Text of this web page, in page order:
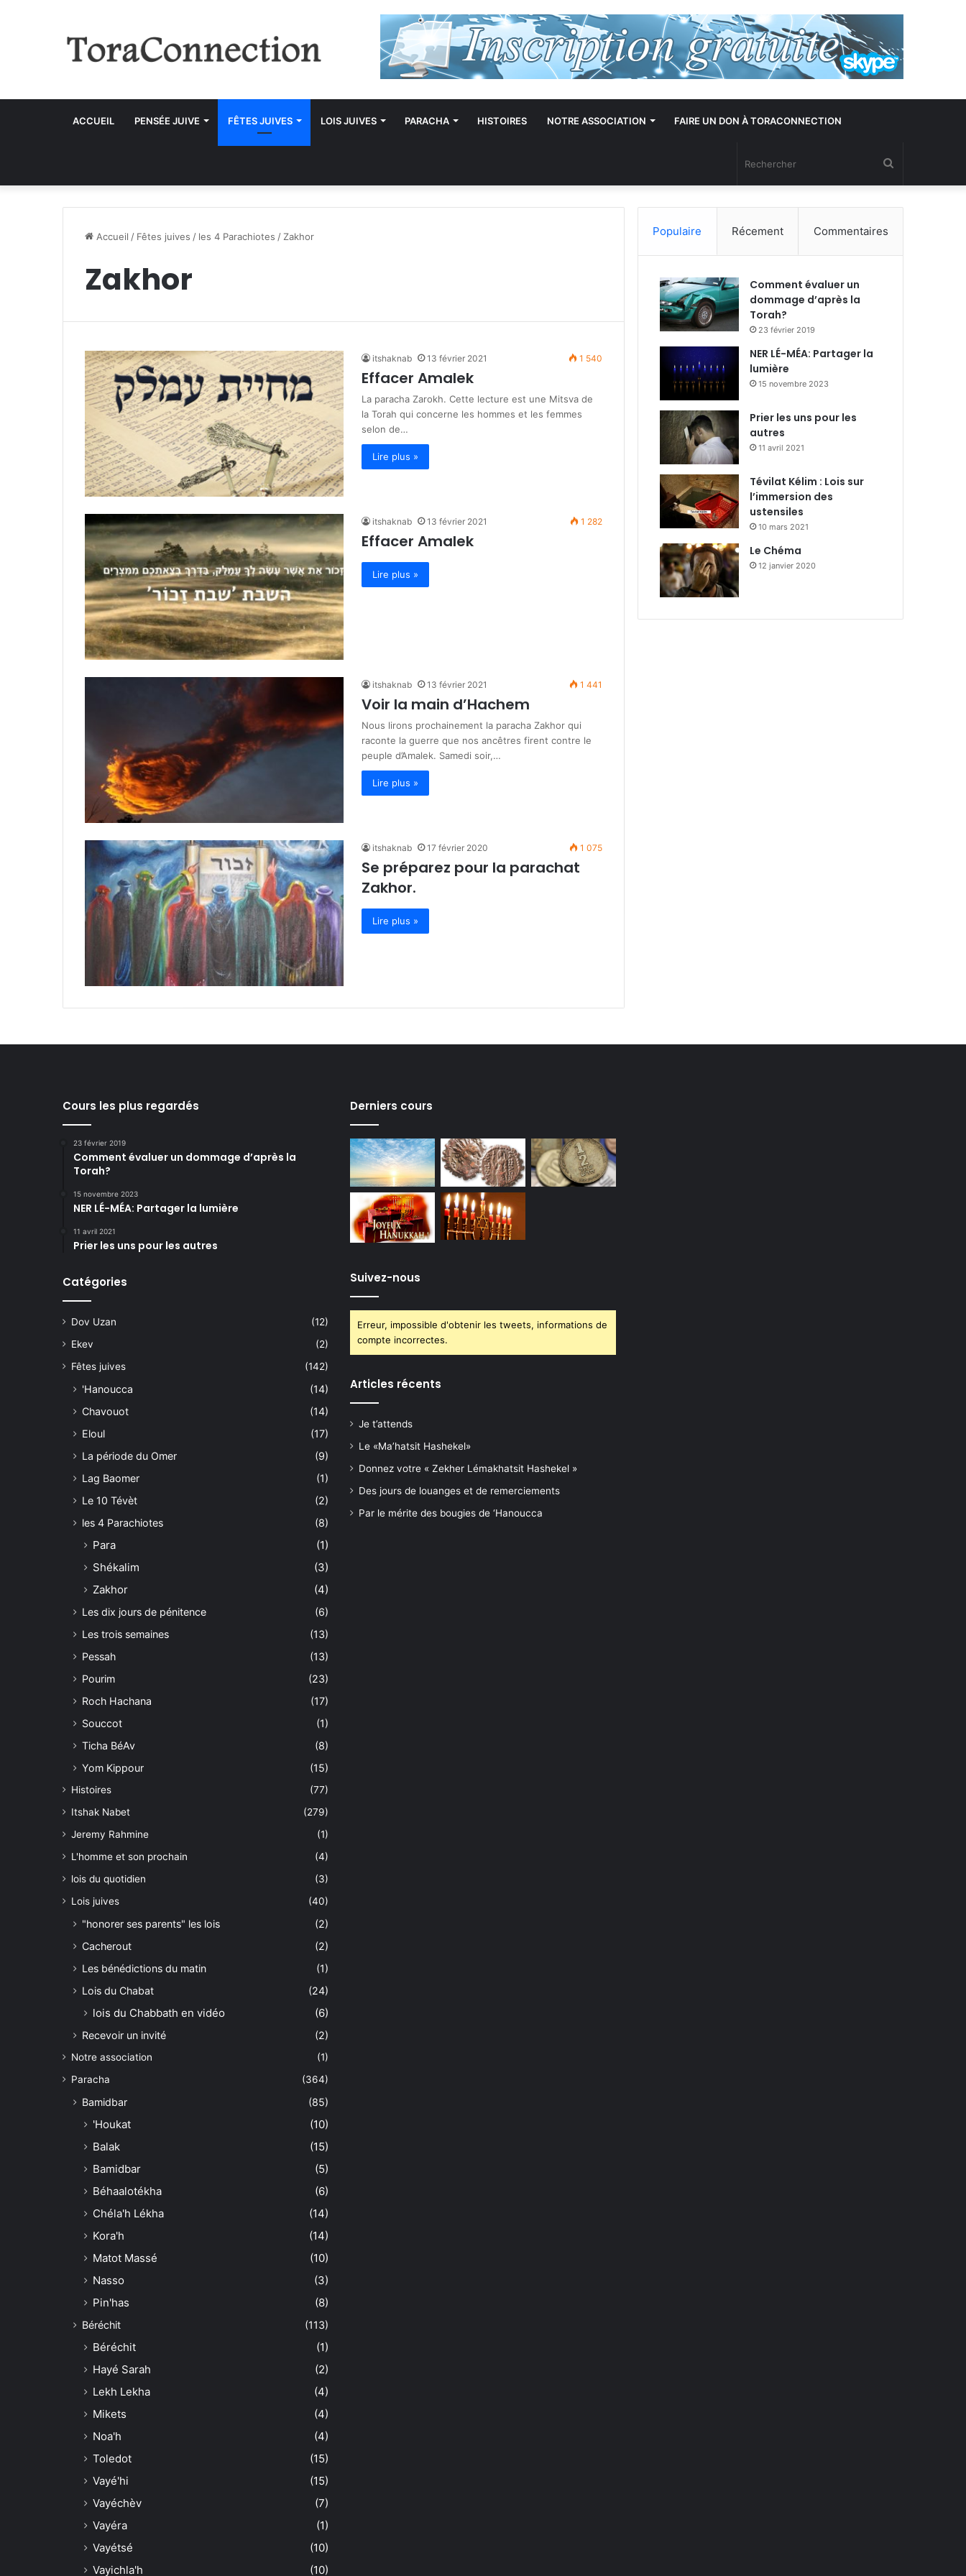
ACCUEIL PENSÉE JUIVE FÊTES JUIVES LOIS JUIVES PARACHA HISTOIRES NOTRE ASSOCIATION FAIRE UN DON À TORACONNECTION
Accueil / Fêtes juives / les 4 Parachiotes / Zakhor
Zakhor
itshaknab 13 février 2021 1 540
Effacer Amalek
La paracha Zarokh. Cette lecture est une Mitsva de
la Torah qui concerne les hommes et les femmes
selon de…
Lire plus »
itshaknab 13 février 2021 1 282
Effacer Amalek
Lire plus »
itshaknab 13 février 2021 1 441
Voir la main d’Hachem
Nous lirons prochainement la paracha Zakhor qui
raconte la guerre que nos ancêtres firent contre le
peuple d’Amalek. Samedi soir,…
Lire plus »
itshaknab 17 février 2020 1 075
Se préparez pour la parachat
Zakhor.
Lire plus »
Populaire Récement Commentaires
Comment évaluer un
dommage d’après la
Torah?
23 février 2019
NER LÉ-MÉA: Partager la
lumière
15 novembre 2023
Prier les uns pour les
autres
11 avril 2021
Tévilat Kélim : Lois sur
l’immersion des
ustensiles
10 mars 2021
Le Chéma
12 janvier 2020
Cours les plus regardés
23 février 2019
Comment évaluer un dommage d’après la
Torah?
15 novembre 2023
NER LÉ-MÉA: Partager la lumière
11 avril 2021
Prier les uns pour les autres
Catégories
Dov Uzan
(12)
Ekev
(2)
Fêtes juives
(142)
'Hanoucca
(14)
Chavouot
(14)
Eloul
(17)
La période du Omer
(9)
Lag Baomer
(1)
Le 10 Tévèt
(2)
les 4 Parachiotes
(8)
Para
(1)
Shékalim
(3)
Zakhor
(4)
Les dix jours de pénitence
(6)
Les trois semaines
(13)
Pessah
(13)
Pourim
(23)
Roch Hachana
(17)
Souccot
(1)
Ticha BéAv
(8)
Yom Kippour
(15)
Histoires
(77)
Itshak Nabet
(279)
Jeremy Rahmine
(1)
L'homme et son prochain
(4)
lois du quotidien
(3)
Lois juives
(40)
"honorer ses parents" les lois
(2)
Cacherout
(2)
Les bénédictions du matin
(1)
Lois du Chabat
(24)
lois du Chabbath en vidéo (6)
Recevoir un invité (2)
Notre association
(1)
Paracha
(364)
Bamidbar (85)
'Houkat
(10)
Balak
(15)
Bamidbar
(5)
Béhaalotékha
(6)
Chéla'h Lékha
(14)
Kora'h
(14)
Matot Massé
(10)
Nasso
(3)
Pin'has
(8)
Béréchit (113)
Béréchit
(1)
Hayé Sarah
(2)
Lekh Lekha
(4)
Mikets
(4)
Noa'h
(4)
Toledot
(15)
Vayé'hi
(15)
Vayéchèv
(7)
Vayéra
(1)
Vayétsé
(10)
Vayichla'h
(10)
Derniers cours
Suivez-nous
Erreur, impossible d'obtenir les tweets, informations de
compte incorrectes.
Articles récents
Je t’attends
Le «Ma’hatsit Hashekel»
Donnez votre « Zekher Lémakhatsit Hashekel »
Des jours de louanges et de remerciements
Par le mérite des bougies de ‘Hanoucca